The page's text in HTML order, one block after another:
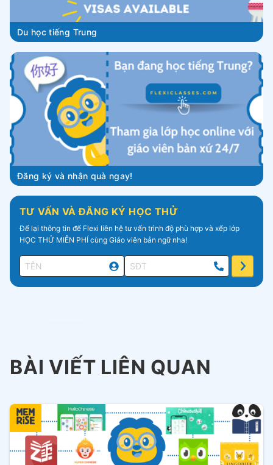
Du học tiếng Trung
Đăng ký và nhận quà ngay!
TƯ VẤN VÀ ĐĂNG KÝ HỌC THỬ
Để lại thông tin để Flexi liên hệ tư vấn trình độ phù hợp và xếp lớp
HỌC THỬ MIỄN PHÍ cùng Giáo viên bản ngữ nha!
BÀI VIẾT LIÊN QUAN